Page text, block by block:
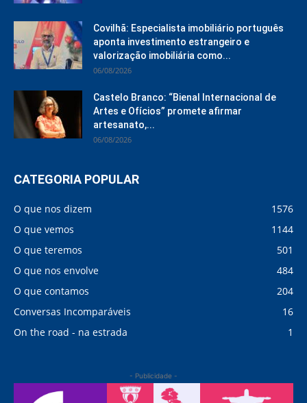
Covilhã: Especialista imobiliário português
aponta investimento estrangeiro e
valorização imobiliária como...
06/08/2026
Castelo Branco: “Bienal Internacional de
Artes e Ofícios” promete afirmar
artesanato,...
06/08/2026
CATEGORIA POPULAR
O que nos dizem
1576
O que vemos
1144
O que teremos
501
O que nos envolve
484
O que contamos
204
Conversas Incomparáveis
16
On the road - na estrada
1
- Publicidade -